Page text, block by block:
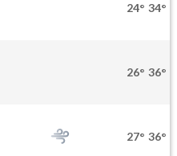
24° 34°
26° 36°
27° 36°